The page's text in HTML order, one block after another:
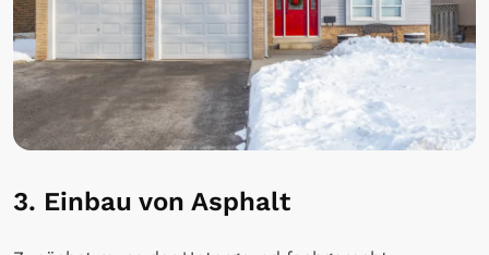
3. Einbau von Asphalt